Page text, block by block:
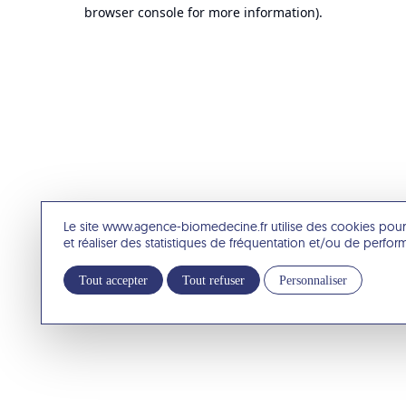
Le site www.agence-biomedecine.fr utilise des cookies
et réaliser des statistiques de fréquentation et/ou de
Tout accepter Tout refuser Personnaliser
browser console for more information).